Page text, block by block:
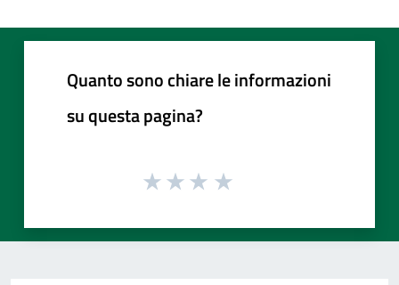
Quanto sono chiare le informazioni
su questa pagina?